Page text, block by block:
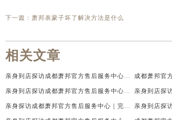
下一篇： 萧邦表蒙子坏了解决方法是什么
相关文章